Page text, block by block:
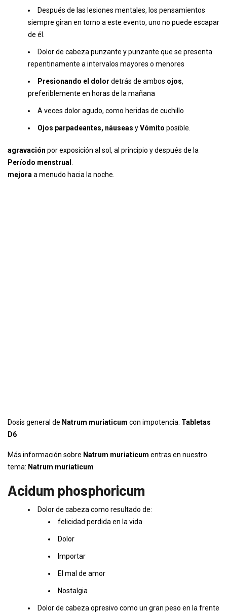
Después de las lesiones mentales, los pensamientos
siempre giran en torno a este evento, uno no puede escapar
de él.
Dolor de cabeza punzante y punzante que se presenta
repentinamente a intervalos mayores o menores
Presionando el dolor detrás de ambos ojos,
preferiblemente en horas de la mañana
A veces dolor agudo, como heridas de cuchillo
Ojos parpadeantes, náuseas yVómito posible.
agravación por exposición al sol, al principio y después de la
Período menstrual
mejora a menudo hacia la noche.
Dosis general de Natrum muriaticum con impotencia: Tabletas
D6
Más información sobre Natrum muriaticum entras en nuestro
tema: Natrum muriaticum
Acidum phosphoricum
Dolor de cabeza como resultado de:
felicidad perdida en la vida
Dolor
Importar
El mal de amor
Nostalgia
Dolor de cabeza opresivo como un gran peso en la frente